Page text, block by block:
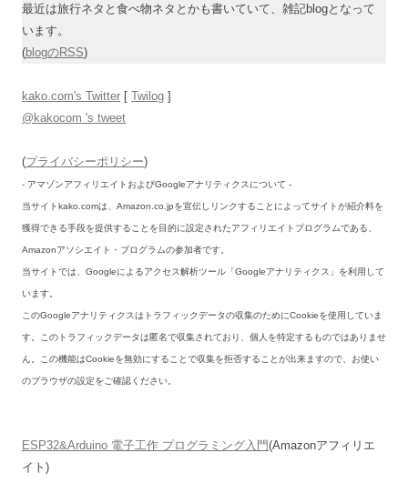
最近は旅行ネタと食べ物ネタとかも書いていて、雑記blogとなって
います。
(blogのRSS)
kako.com's Twitter [ Twilog ]
@kakocom 's tweet
(プライバシーポリシー)
- アマゾンアフィリエイトおよびGoogleアナリティクスについて -
当サイトkako.comは、Amazon.co.jpを宣伝しリンクすることによってサイトが紹介料を
獲得できる手段を提供することを目的に設定されたアフィリエイトプログラムである、
Amazonアソシエイト・プログラムの参加者です。
当サイトでは、Googleによるアクセス解析ツール「Googleアナリティクス」を利用して
います。
このGoogleアナリティクスはトラフィックデータの収集のためにCookieを使用していま
す。このトラフィックデータは匿名で収集されており、個人を特定するものではありませ
ん。この機能はCookieを無効にすることで収集を拒否することが出来ますので、お使い
のブラウザの設定をご確認ください。
ESP32&Arduino 電子工作 プログラミング入門(Amazonアフィリエ
イト)